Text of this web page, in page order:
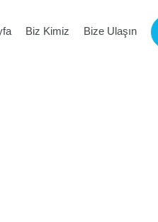
Biz Kimiz Bize Ulaşın